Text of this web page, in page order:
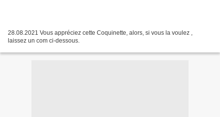
28.08.2021 Vous appréciez cette Coquinette, alors, si vous la voulez ,
laissez un com ci-dessous.